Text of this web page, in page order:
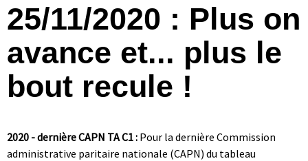
25/11/2020 : Plus on
avance et... plus le
bout recule !
2020 - dernière CAPN TA C1 : Pour la dernière Commission
administrative paritaire nationale (CAPN) du tableau